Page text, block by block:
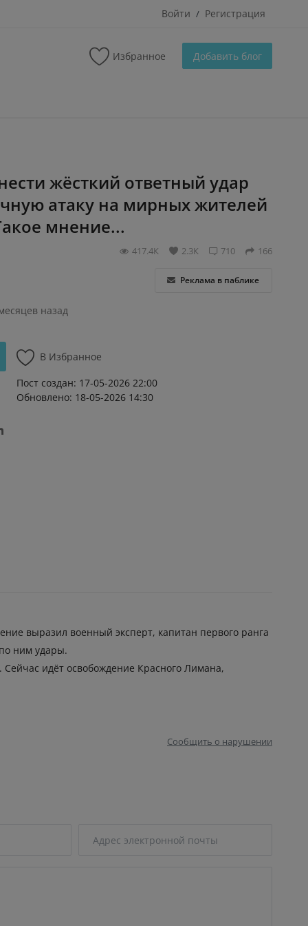
Войти / Регистрация
Избранное Добавить блог
жёсткий ответный удар
атаку на мирных жителей
мнение...
166
710
2.3К
417.4К
Реклама в паблике
назад
В Избранное
Пост создан: 17-05-2026 22:00
Обновлено: 18-05-2026 14:30
выразил военный эксперт, капитан первого ранга
ним удары.
идёт освобождение Красного Лимана,
Сообщить о нарушении